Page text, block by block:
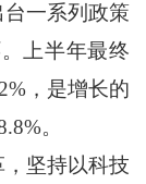
一系列政策
上半年最终
，是增长的
。
坚持以科技